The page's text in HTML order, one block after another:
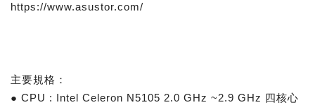
https://www.asustor.com/
主要規格：
● CPU : Intel Celeron N5105 2.0 GHz ~2.9 GHz 四核心